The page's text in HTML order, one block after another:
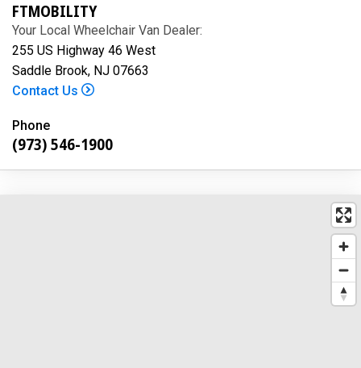
FTMOBILITY
Your Local Wheelchair Van Dealer:
255 US Highway 46 West
Saddle Brook, NJ 07663
Contact Us
Phone
(973) 546-1900